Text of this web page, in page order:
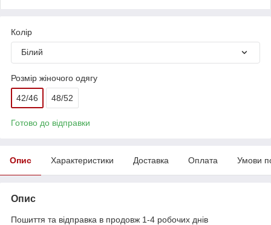
Колір
Білий
Розмір жіночого одягу
42/46 48/52
Готово до відправки
Опис Характеристики Доставка Оплата Умови
Опис
Пошиття та відправка в продовж 1-4 робочих днів